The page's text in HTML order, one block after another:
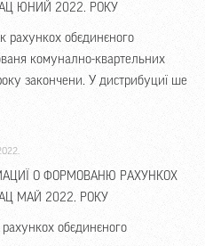
ЮНИЙ 2022. РОКУ
рахункох обєдинєного
комунално-квартельних
закончени. У дистрибуциї ше
О ФОРМОВАНЮ РАХУНКОХ
МАЙ 2022. РОКУ
обєдинєного